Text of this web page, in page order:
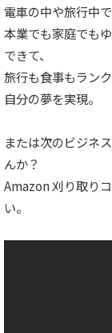
電車の中や旅行中
本業でも家庭でも
できて、
旅行も食事もラン
自分の夢を実現。
または次のビジネ
んか？
Amazon 刈り取り
い。